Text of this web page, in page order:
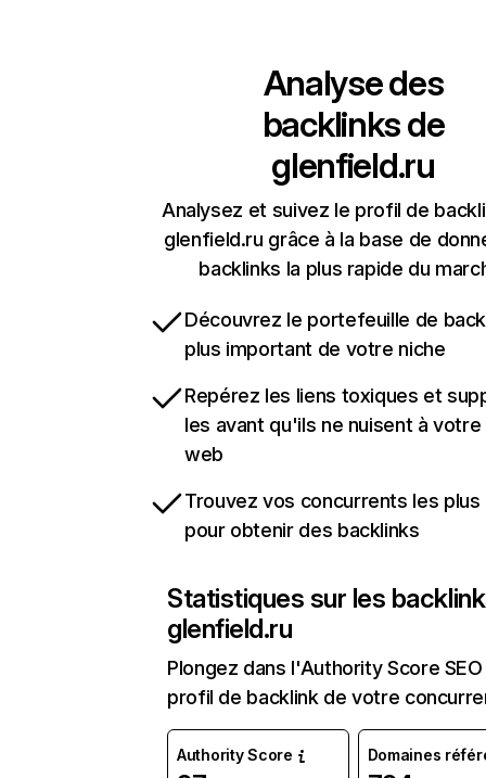
Analyse des
backlinks de
glenfield.ru
Analysez et suivez le profil de
glenfield.ru grâce à la base de
backlinks la plus rapide du
Découvrez le portefeuille de
plus important de votre niche
Repérez les liens toxiques et
les avant qu'ils ne nuisent à
web
Trouvez vos concurrents les
pour obtenir des backlinks
Statistiques sur les
glenfield.ru
Plongez dans l'Authority Score
profil de backlink de votre
Authority Score Domaines